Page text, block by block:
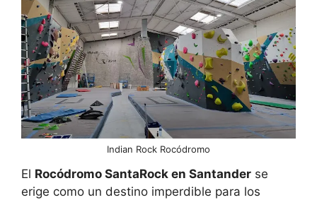
Indian Rock Rocódromo
El Rocódromo SantaRock en Santander se
erige como un destino imperdible para los